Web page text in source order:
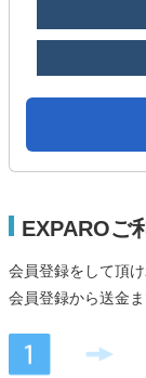
EXPAROご
会員登録をして頂
会員登録から送金